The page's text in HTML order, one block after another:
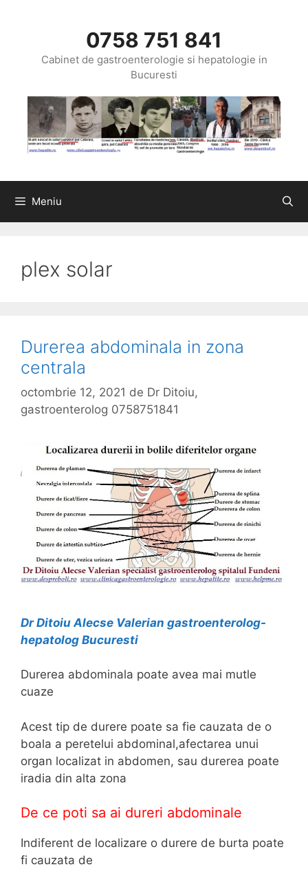
0758 751 841
Cabinet de gastroenterologie si hepatologie in
Bucuresti
Meniu
plex solar
Durerea abdominala in zona
centrala
octombrie 12, 2021 de Dr Ditoiu,
gastroenterolog 0758751841
Dr Ditoiu Alecse Valerian gastroenterolog-
hepatolog Bucuresti
Durerea abdominala poate avea mai mutle
cuaze
Acest tip de durere poate sa fie cauzata de o
boala a peretelui abdominal,afectarea unui
organ localizat in abdomen, sau durerea poate
iradia din alta zona
De ce poti sa ai dureri abdominale
Indiferent de localizare o durere de burta poate
fi cauzata de